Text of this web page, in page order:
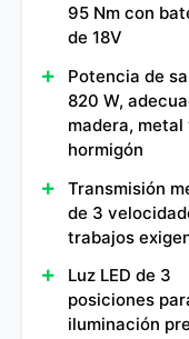
95 Nm con
de 18V
Potencia de
820 W,
madera, metal
hormigón
Transmisión
de 3
trabajos
Luz LED de 3
posiciones
iluminación